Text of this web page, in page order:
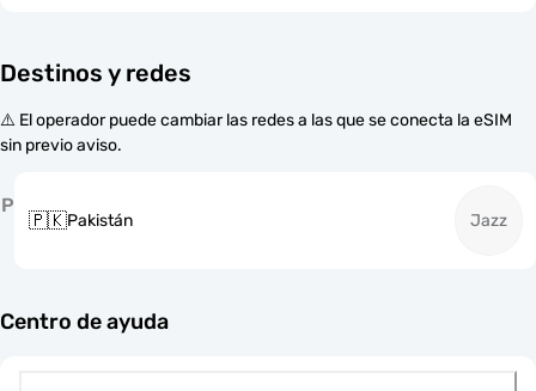
Destinos y redes
⚠️ El operador puede cambiar las redes a las que se conecta la eSIM
sin previo aviso.
P
🇵🇰Pakistán Jazz
Centro de ayuda